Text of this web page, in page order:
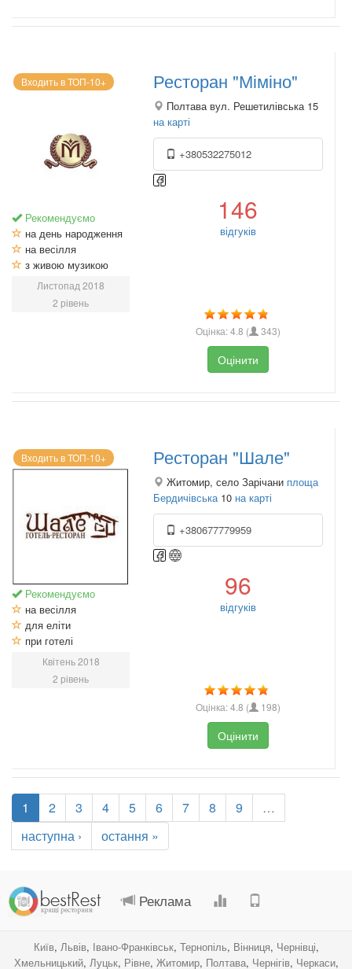
Входить в ТОП-10+
Рекомендуємо
на день народження
на весілля
з живою музикою
Листопад 2018
2 рівень
Ресторан "Міміно"
Полтава вул. Решетилівська 15
на карті
+380532275012
146
відгуків
Оцінка:4.8 ( 343)
Оцінити
Входить в ТОП-10+
Рекомендуємо
на весілля
для еліти
при готелі
Квітень 2018
2 рівень
Ресторан "Шале"
Житомир, село Зарічани площа
Бердичівська 10 на карті
+380677779959
96
відгуків
Оцінка:4.8 ( 198)
Оцінити
1 2 3 4 5 6 7 8 9
…
наступна ›
остання »
Реклама
Київ, Львів, Івано-Франківськ, Тернопіль, Вінниця, Чернівці,
Хмельницький, Луцьк, Рівне, Житомир, Полтава, Чернігів, Черкаси,